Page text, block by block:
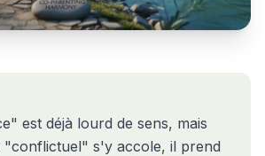
est déjà lourd de sens, mais
"conflictuel" s'y accole, il prend